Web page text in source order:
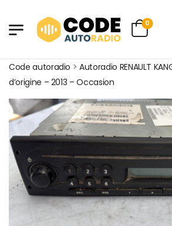
0
Code autoradio >Autoradio RENAULT
d’origine – 2013 – Occasion